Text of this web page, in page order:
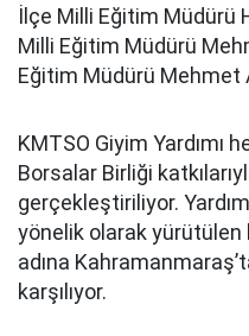
İlçe Milli Eğitim Müdürü
Milli Eğitim Müdürü
Eğitim Müdürü Mehmet
KMTSO Giyim Yardımı
Borsalar Birliği
gerçekleştiriliyor.
yönelik olarak yürütülen
adına
karşılıyor.